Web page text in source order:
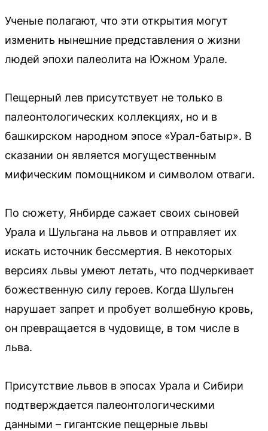
Ученые полагают, что эти открытия могут
изменить нынешние представления о жизни
людей эпохи палеолита на Южном Урале.
Пещерный лев присутствует не только в
палеонтологических коллекциях, но и в
башкирском народном эпосе «Урал-батыр». В
сказании он является могущественным
мифическим помощником и символом отваги.
По сюжету, Янбирде сажает своих сыновей
Урала и Шульгана на львов и отправляет их
искать источник бессмертия. В некоторых
версиях львы умеют летать, что подчеркивает
божественную силу героев. Когда Шульген
нарушает запрет и пробует волшебную кровь,
он превращается в чудовище, в том числе в
льва.
Присутствие львов в эпосах Урала и Сибири
подтверждается палеонтологическими
данными – гигантские пещерные львы